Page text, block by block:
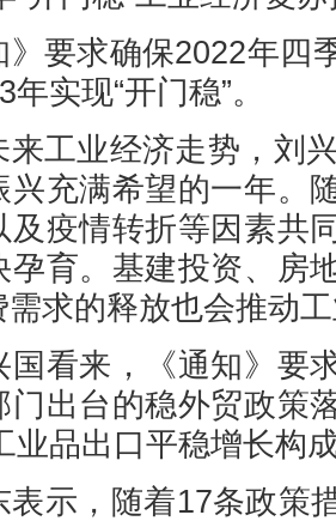
求确保2022年四
实现“开门稳”。
业经济走势，刘兴
兴充满希望的一年。
及疫情转折等因素共
孕育。基建投资、房
需求的释放也会推动
来，《通知》要
门出台的稳外贸政策
业品出口平稳增长构
，随着17条政策